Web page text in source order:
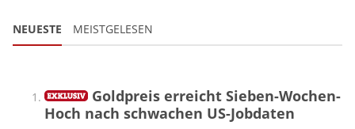
NEUESTE MEISTGELESEN
Goldpreis erreicht Sieben-Wochen-
Hoch nach schwachen US-Jobdaten